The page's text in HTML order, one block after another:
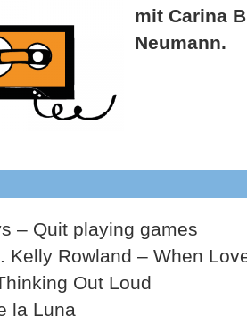
mit Carina
Neumann.
– Quit playing games
Kelly Rowland – When
Out Loud
la Luna